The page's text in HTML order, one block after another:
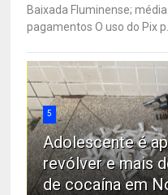
Baixada Fluminense;
pagamentos O uso do Pix p...
5
Adolescente é
revólver e mais
de cocaína em